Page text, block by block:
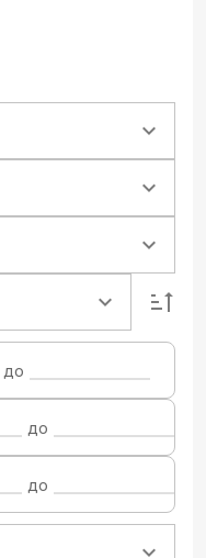
до
до
до